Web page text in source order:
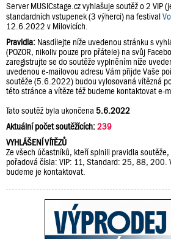
Server MUSICstage.cz vyhlašuje soutěž o 2 VIP
standardních vstupenek (3 výherci) na festival
12.6.2022 v Milovicích.
Pravidla: Nasdílejte níže uvedenou stránku s
(POZOR, nikoliv pouze pro přátele) na svůj
zaregistrujte se do soutěže vyplněním níže
uvedenou e-mailovou adresu Vám přijde Vaše
soutěže (5.6.2022) budou vylosovaná vítězná
této stránce a vítěze též budeme kontaktovat e-
Tato soutěž byla ukončena 5.6.2022
Aktuální počet soutěžících:239
VYHLÁŠENÍ VÍTĚZŮ
Ze všech účastníků, kteří splnili pravidla
pořadová čísla: VIP: 11, Standard: 25, 88, 200.
budeme je kontaktovat.